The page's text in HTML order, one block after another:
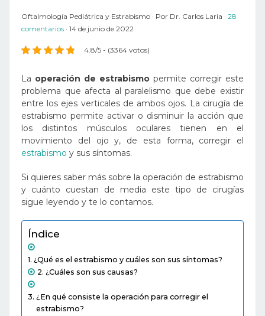
Oftalmología Pediátrica y Estrabismo Por Dr. Carlos Laria
28
comentarios 14 de junio de 2022
4.8/5 - (3364 votos)
La operación de estrabismo permite corregir este
problema que afecta al paralelismo que debe existir
entre los ejes verticales de ambos ojos. La cirugía de
estrabismo permite activar o disminuir la acción que
los distintos músculos oculares tienen en el
movimiento del ojo y, de esta forma, corregir el
estrabismo y sus síntomas.
Si quieres saber más sobre la operación de estrabismo
y cuánto cuestan de media este tipo de cirugías
sigue leyendo y te lo contamos.
Índice
¿Qué es el estrabismo y cuáles son sus síntomas?
¿Cuáles son sus causas?
¿En qué consiste la operación para corregir el
estrabismo?